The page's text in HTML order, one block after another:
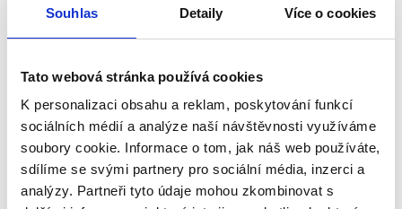
Souhlas Detaily Více o cookies
Tato webová stránka používá cookies
K personalizaci obsahu a reklam, poskytování funkcí
sociálních médií a analýze naší návštěvnosti využíváme
soubory cookie. Informace o tom, jak náš web používáte,
sdílíme se svými partnery pro sociální média, inzerci a
analýzy. Partneři tyto údaje mohou zkombinovat s
113.47 €
IR-Bewegungssensor,mit einstellbarem Nachlaufrelais (3-20
min.),Schaltleistung 3,0A,220-240V~50/60Hz,Schutzart IP20,Farbe
lichtgrau,Aufputz,120x120x43mm